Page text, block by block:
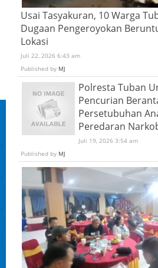
Usai Tasyakuran, 10 Warga
Dugaan Pengeroyokan
Lokasi
Juli 22, 2026 6:43 am
Published by MJ
Polresta Tuban
Pencurian
Persetubuhan
Peredaran
Juli 19, 2026 3:54 am
Published by MJ